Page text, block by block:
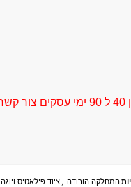
המחלקה הורודה ,ציוד פילאטיס ויוגה